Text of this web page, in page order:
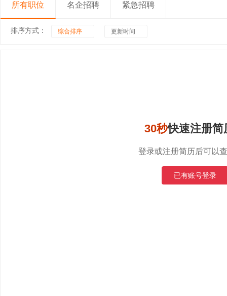
所有职位 名企招聘 紧急招聘
排序方式： 综合排序 更新时间
30秒快速注册简
登录或注册简历后可以
已有账号登录